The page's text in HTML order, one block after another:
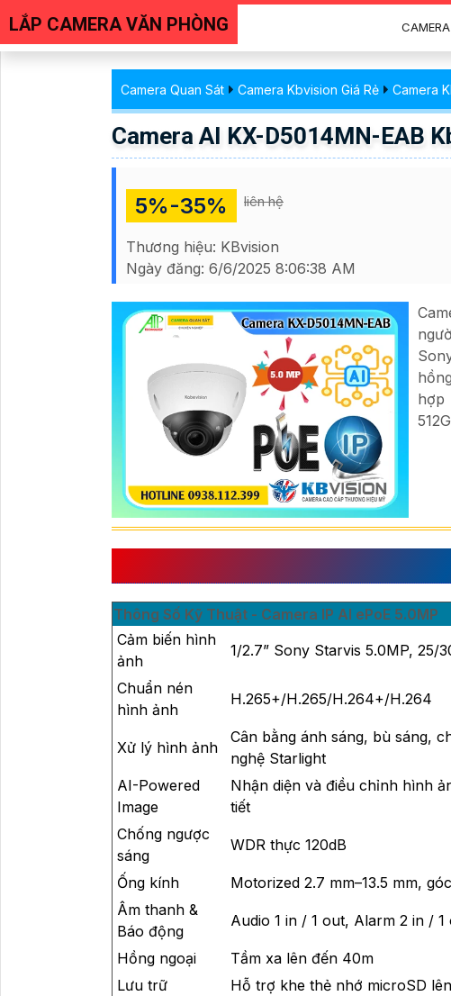
LẮP CAMERA VĂN PHÒNG
Camera Quan Sát Camera Kbvision Giá Rẻ Camera
Camera AI KX-D5014MN-EAB
5%-35% liên hệ
Thương hiệu: KBvision
Ngày đăng: 6/6/2025 8:06:38 AM
hợp
Thông Số Kỹ Thuật - Camera IP AI ePoE 5.0MP
Cảm biến hình
ảnh
1/2.7” Sony Starvis 5.0MP, 25/
Chuẩn nén
hình ảnh
H.265+/H.265/H.264+/H.264
Xử lý hình ảnh
Cân bằng ánh sáng, bù sáng,
nghệ Starlight
AI-Powered
Image
Nhận diện và điều chỉnh hình
tiết
Chống ngược
sáng
WDR thực 120dB
Ống kính
Motorized 2.7 mm–13.5 mm,
Âm thanh &
Báo động
Audio 1 in / 1 out, Alarm 2 in /
Hồng ngoại
Tầm xa lên đến 40m
Lưu trữ
Hỗ trợ khe thẻ nhớ microSD